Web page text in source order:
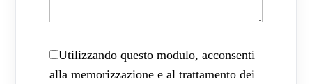
Utilizzando questo modulo, acconsenti
alla memorizzazione e al trattamento dei